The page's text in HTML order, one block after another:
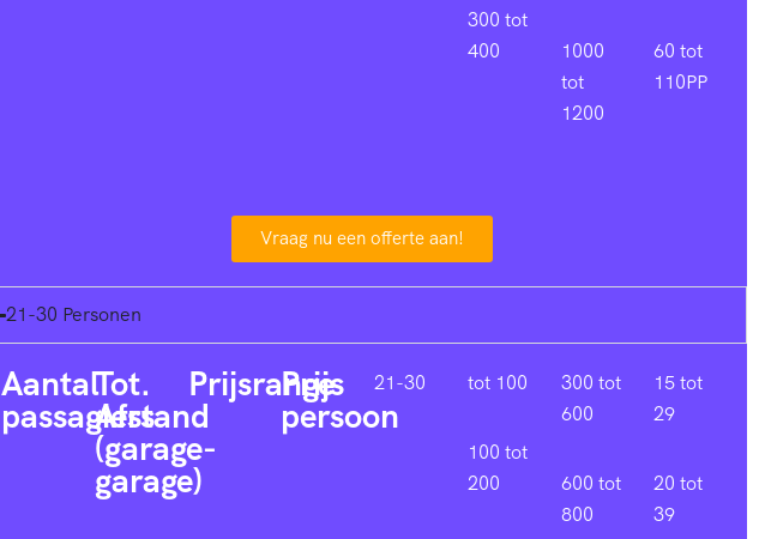
300 tot
400
1000
tot
1200
60 tot
110PP
Vraag nu een offerte aan!
21-30 Personen
Aantal
passagiers
Tot.
Afstand
(garage-
garage)
Prijsrange
Prijs
persoon
21-30 tot 100
100 tot
200
300 tot
600
600 tot
800
15 tot
29
20 tot
39